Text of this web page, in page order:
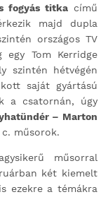
fogyás titkacímű
majd dupla
országos TV
Tom Kerridge
szintén hétvégén
saját gyártású
a csatornán, úgy
– Marton
c. műsorok.
műsorral
két kiemelt
ezekre a témákra